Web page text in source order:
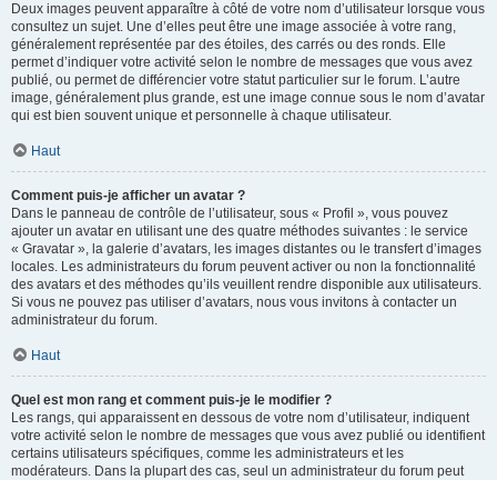
Deux images peuvent apparaître à côté de votre nom d’utilisateur lorsque vous
consultez un sujet. Une d’elles peut être une image associée à votre rang,
généralement représentée par des étoiles, des carrés ou des ronds. Elle
permet d’indiquer votre activité selon le nombre de messages que vous avez
publié, ou permet de différencier votre statut particulier sur le forum. L’autre
image, généralement plus grande, est une image connue sous le nom d’avatar
qui est bien souvent unique et personnelle à chaque utilisateur.
Haut
Comment puis-je afficher un avatar ?
Dans le panneau de contrôle de l’utilisateur, sous « Profil », vous pouvez
ajouter un avatar en utilisant une des quatre méthodes suivantes : le service
« Gravatar », la galerie d’avatars, les images distantes ou le transfert d’images
locales. Les administrateurs du forum peuvent activer ou non la fonctionnalité
des avatars et des méthodes qu’ils veuillent rendre disponible aux utilisateurs.
Si vous ne pouvez pas utiliser d’avatars, nous vous invitons à contacter un
administrateur du forum.
Haut
Quel est mon rang et comment puis-je le modifier ?
Les rangs, qui apparaissent en dessous de votre nom d’utilisateur, indiquent
votre activité selon le nombre de messages que vous avez publié ou identifient
certains utilisateurs spécifiques, comme les administrateurs et les
modérateurs. Dans la plupart des cas, seul un administrateur du forum peut